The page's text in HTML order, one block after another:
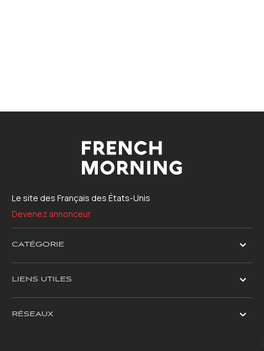
Le site des Français des États-Unis
Devenez annonceur
CATÉGORIE
LIENS UTILES
RÉSEAUX